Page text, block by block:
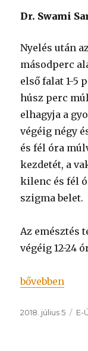
Dr. Swami
Nyelés után
másodperc
első falat 1-5
húsz perc
elhagyja a
végéig négy
és fél óra
kezdetét, a
kilenc és fél
szigma belet.
Az emésztés
végéig 12-24
„Az
bővebben
Közzétéve
2018. július 5 E-